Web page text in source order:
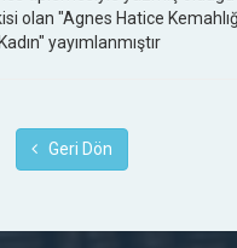
olan "Agnes Hatice
yayımlanmıştır
Geri Dön